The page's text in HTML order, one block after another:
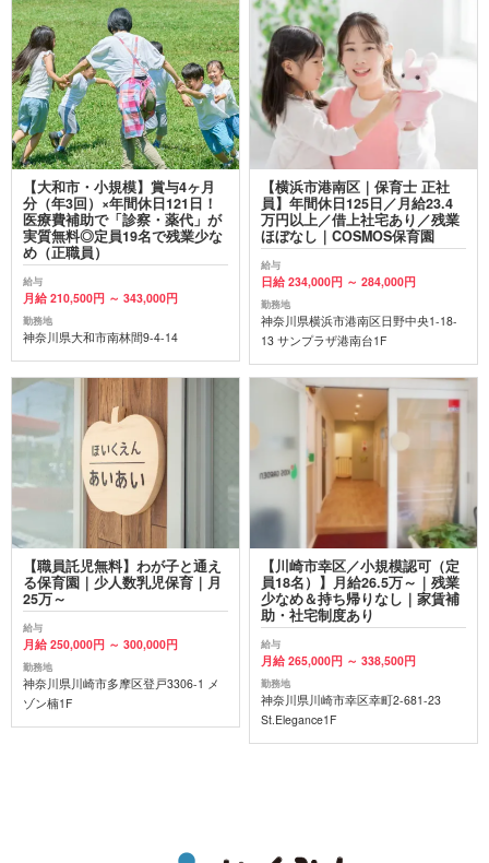
【大和市・小規模】賞与4ヶ月
分（年3回）×年間休日121日！
医療費補助で「診察・薬代」が
実質無料◎定員19名で残業少な
め（正職員）
給与
月給 210,500円 ～ 343,000円
勤務地
神奈川県大和市南林間9-4-14
【横浜市港南区｜保育士 正社
員】年間休日125日／月給23.4
万円以上／借上社宅あり／残業
ほぼなし｜COSMOS保育園
給与
日給 234,000円 ～ 284,000円
勤務地
神奈川県横浜市港南区日野中央1-18-
13 サンプラザ港南台1F
【職員託児無料】わが子と通え
る保育園｜少人数乳児保育｜月
25万～
給与
月給 250,000円 ～ 300,000円
勤務地
神奈川県川崎市多摩区登戸3306-1 メ
ゾン楠1F
【川崎市幸区／小規模認可（定
員18名）】月給26.5万～｜残業
少なめ＆持ち帰りなし｜家賃補
助・社宅制度あり
給与
月給 265,000円 ～ 338,500円
勤務地
神奈川県川崎市幸区幸町2-681-23
St.Elegance1F